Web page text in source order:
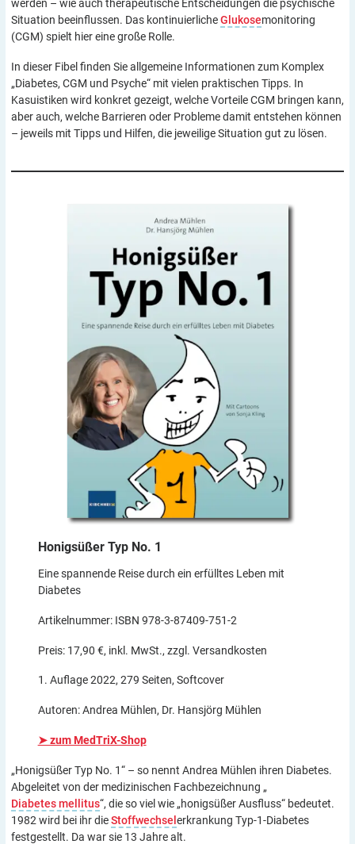
werden – wie auch therapeutische Entscheidungen die psychische
Situation beeinflussen. Das kontinuierlicheGlukosemonitoring
(CGM) spielt hier eine große Rolle.
In dieser Fibel finden Sie allgemeine Informationen zum Komplex
„Diabetes, CGM und Psyche“ mit vielen praktischen Tipps. In
Kasuistiken wird konkret gezeigt, welche Vorteile CGM bringen kann,
aber auch, welche Barrieren oder Probleme damit entstehen können
– jeweils mit Tipps und Hilfen, die jeweilige Situation gut zu lösen.
Honigsüßer Typ No. 1
Eine spannende Reise durch ein erfülltes Leben mit
Diabetes
Artikelnummer: ISBN 978-3-87409-751-2
Preis: 17,90 €, inkl. MwSt., zzgl. Versandkosten
1. Auflage 2022, 279 Seiten, Softcover
Autoren: Andrea Mühlen, Dr. Hansjörg Mühlen
➤ zum MedTriX-Shop
„Honigsüßer Typ No. 1“ – so nennt Andrea Mühlen ihren Diabetes.
Abgeleitet von der medizinischen Fachbezeichnung „
Diabetes mellitus“, die so viel wie „honigsüßer Ausfluss“ bedeutet.
1982 wird bei ihr dieStoffwechsel erkrankung Typ-1-Diabetes
festgestellt. Da war sie 13 Jahre alt.